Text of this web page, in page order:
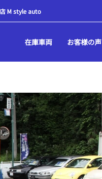
M style auto
在庫車両 お客様の声